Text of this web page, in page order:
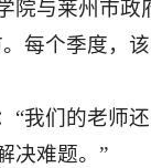
与莱州市政
每个季度，
我们的老师
决难题。”